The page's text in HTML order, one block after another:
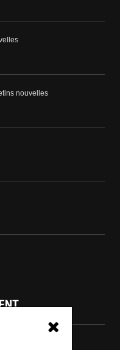
nouvelles